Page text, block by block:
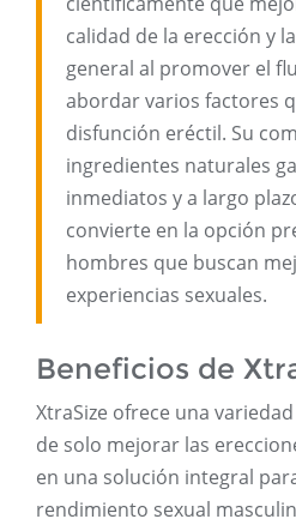
calidad de la erección y
general al promover el
abordar varios factores
disfunción eréctil. Su
ingredientes naturales
inmediatos y a largo
convierte en la opción
hombres que buscan
experiencias sexuales.
Beneficios de
XtraSize ofrece una
de solo mejorar las
en una solución integral
rendimiento sexual